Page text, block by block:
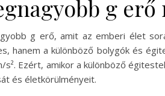
g erő
g erő, amit az emberi élet
hanem a különböző bolygók és
s². Ezért, amikor a különböző
és életkörülményeit.